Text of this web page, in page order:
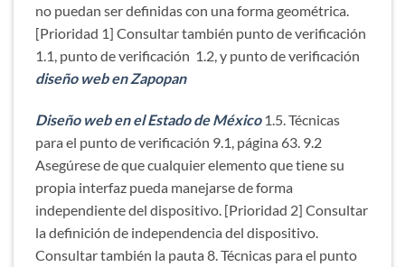
no puedan ser definidas con una forma geométrica.
[Prioridad 1] Consultar también punto de verificación
1.1, punto de verificación 1.2, y punto de verificación
diseño web en Zapopan
Diseño web en el Estado de México 1.5. Técnicas
para el punto de verificación 9.1, página 63. 9.2
Asegúrese de que cualquier elemento que tiene su
propia interfaz pueda manejarse de forma
independiente del dispositivo. [Prioridad 2] Consultar
la definición de independencia del dispositivo.
Consultar también la pauta 8. Técnicas para el punto